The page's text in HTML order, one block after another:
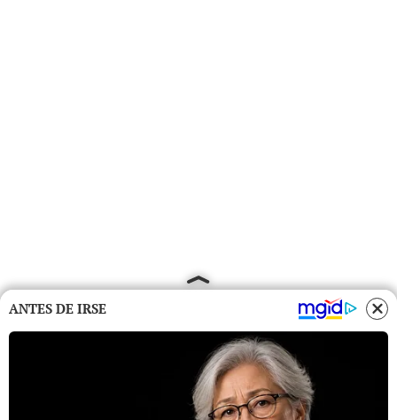
ANTES DE IRSE